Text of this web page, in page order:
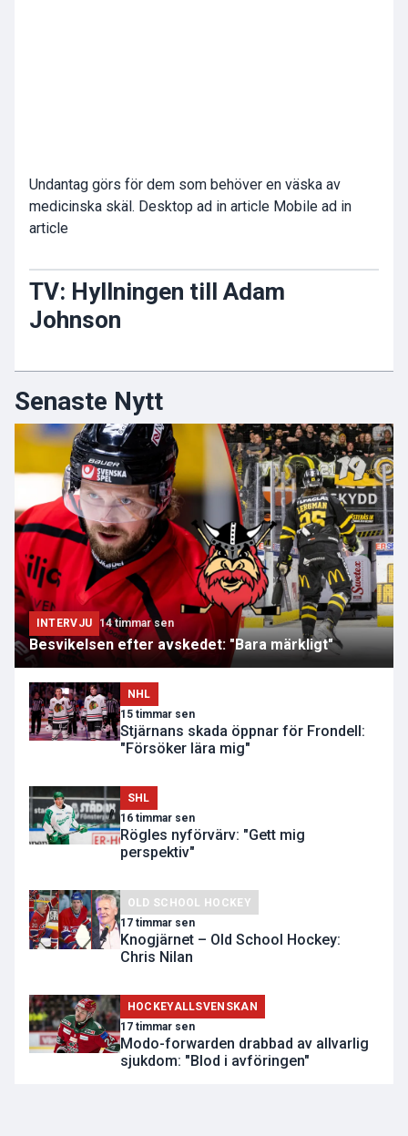
Undantag görs för dem som behöver en väska av
medicinska skäl. Desktop ad in article Mobile ad in
article
TV: Hyllningen till Adam
Johnson
Senaste Nytt
INTERVJU 14 timmar sen
Besvikelsen efter avskedet: "Bara märkligt"
NHL
15 timmar sen
Stjärnans skada öppnar för Frondell:
"Försöker lära mig"
SHL
16 timmar sen
Rögles nyförvärv: "Gett mig
perspektiv"
OLD SCHOOL HOCKEY
17 timmar sen
Knogjärnet – Old School Hockey:
Chris Nilan
HOCKEYALLSVENSKAN
17 timmar sen
Modo-forwarden drabbad av allvarlig
sjukdom: "Blod i avföringen"